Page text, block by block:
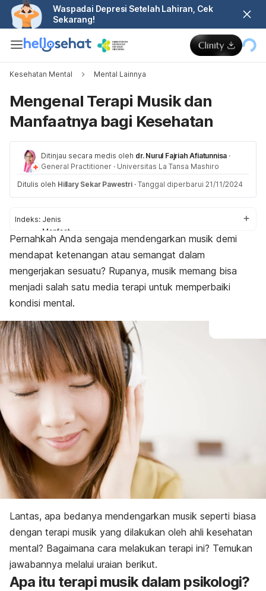
Waspadai Depresi Setelah Lahiran, Cek
Sekarang!
Kesehatan Mental Mental Lainnya
Mengenal Terapi Musik dan
Manfaatnya bagi Kesehatan
Ditinjau secara medis oleh dr. Nurul Fajriah Afiatunnisa ·
General Practitioner · Universitas La Tansa Mashiro
Ditulis oleh Hillary Sekar Pawestri · Tanggal diperbarui 21/11/2024
Indeks: Jenis
Manfaat
Kapan dibutuhkan?
Prosedur
Pernahkah Anda sengaja mendengarkan musik demi
mendapat ketenangan atau semangat dalam
mengerjakan sesuatu? Rupanya, musik memang bisa
menjadi salah satu media terapi untuk memperbaiki
kondisi mental.
Lantas, apa bedanya mendengarkan musik seperti biasa
dengan terapi musik yang dilakukan oleh ahli kesehatan
mental? Bagaimana cara melakukan terapi ini? Temukan
jawabannya melalui uraian berikut.
Apa itu terapi musik dalam psikologi?